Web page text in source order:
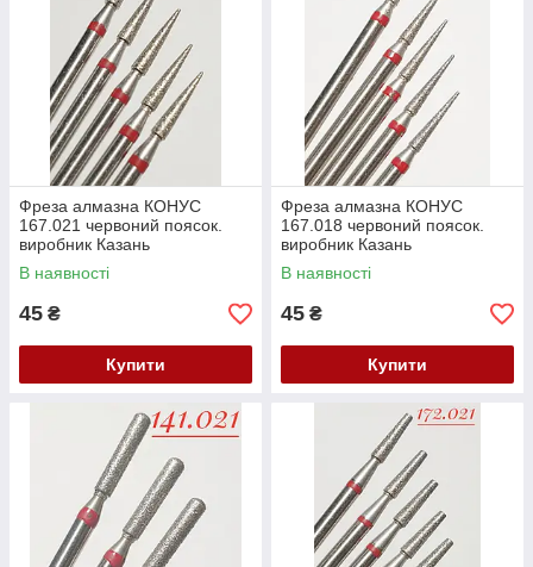
Фреза алмазна КОНУС
167.021 червоний поясок.
виробник Казань
(104.167.514.021) Залишок
В наявності
45 ₴
Купити
Фреза алмазна КОНУС
167.018 червоний поясок.
виробник Казань
(104.167.514.018) Залишок
В наявності
45 ₴
Купити